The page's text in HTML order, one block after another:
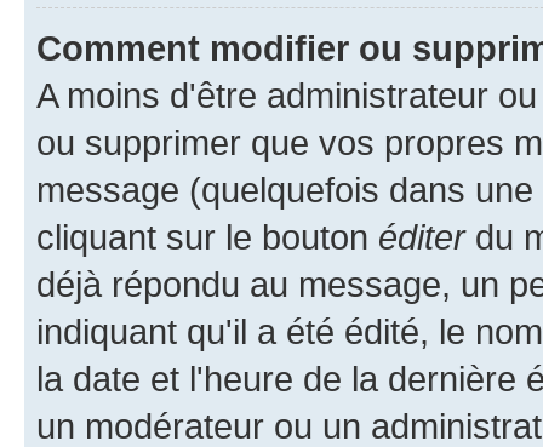
Comment modifier ou
A moins d'être administrateur
ou supprimer que vos propres
message (quelquefois dans
cliquant sur le bouton éditerdu
déjà répondu au message, un
indiquant qu'il a été édité, le
la date et l'heure de la dernière
un modérateur ou un